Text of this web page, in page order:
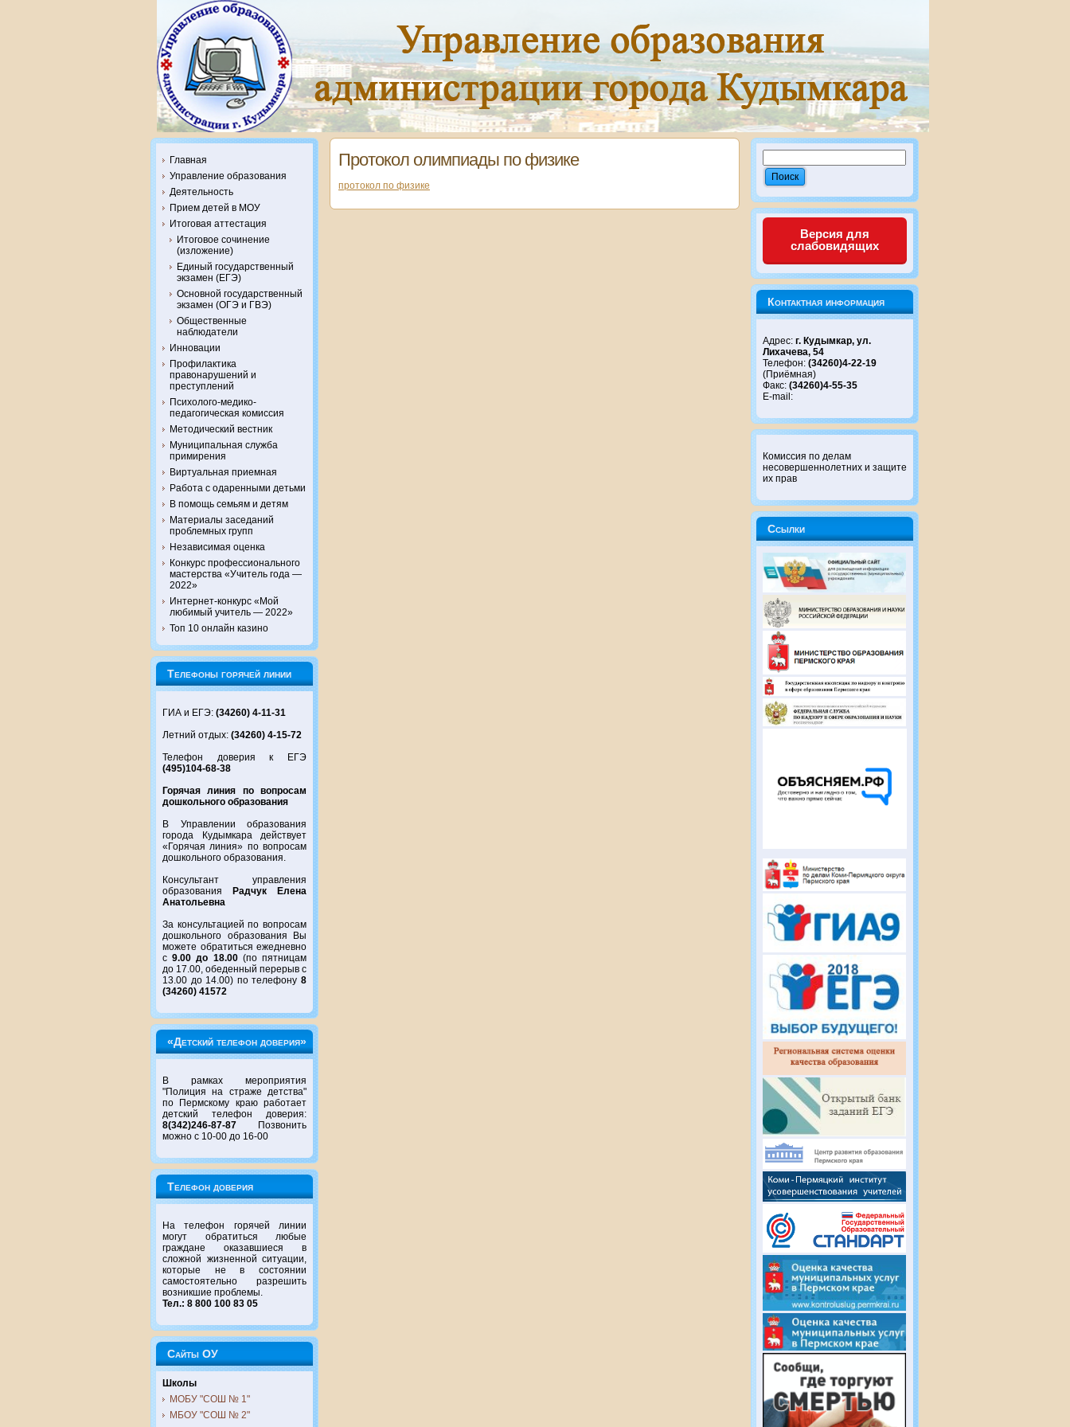
Главная
Управление образования
Деятельность
Прием детей в МОУ
Итоговая аттестация
Итоговое сочинение
(изложение)
Единый государственный
экзамен (ЕГЭ)
Основной государственный
экзамен (ОГЭ и ГВЭ)
Общественные
наблюдатели
Инновации
Профилактика
правонарушений и
преступлений
Психолого-медико-
педагогическая комиссия
Методический вестник
Муниципальная служба
примирения
Виртуальная приемная
Работа с одаренными детьми
В помощь семьям и детям
Материалы заседаний
проблемных групп
Независимая оценка
Конкурс профессионального
мастерства «Учитель года —
2022»
Интернет-конкурс «Мой
любимый учитель — 2022»
Топ 10 онлайн казино
Телефоны горячей линии
ГИА и ЕГЭ: (34260) 4-11-31
Летний отдых: (34260) 4-15-72
Телефон доверия к ЕГЭ
(495)104-68-38
Горячая линия по вопросам
дошкольного образования
В Управлении образования
города Кудымкара действует
«Горячая линия» по вопросам
дошкольного образования.
Консультант управления
образования
Радчук Елена
Анатольевна
За консультацией по вопросам
дошкольного образования Вы
можете обратиться ежедневно
с9.00 до 18.00(по пятницам
до 17.00, обеденный перерыв с
13.00 до 14.00) по телефону 8
(34260) 41572
«Детский телефон доверия»
В рамках мероприятия
"Полиция на страже детства"
по Пермскому краю работает
детский телефон доверия:
8(342)246-87-87 Позвонить
можно с 10-00 до 16-00
Телефон доверия
На телефон горячей линии
могут обратиться любые
граждане оказавшиеся в
сложной жизненной ситуации,
которые не в состоянии
самостоятельно разрешить
возникшие проблемы.
Тел.: 8 800 100 83 05
Сайты ОУ
Школы
МОБУ "СОШ № 1"
МБОУ "СОШ № 2"
Протокол олимпиады по физике
протокол по физике
Версия для
слабовидящих
Контактная информация
Адрес: г. Кудымкар, ул.
Лихачева, 54
Телефон: (34260)4-22-19
(Приёмная)
Факс: (34260)4-55-35
E-mail:
Комиссия по делам
несовершеннолетних и защите
их прав
Ссылки